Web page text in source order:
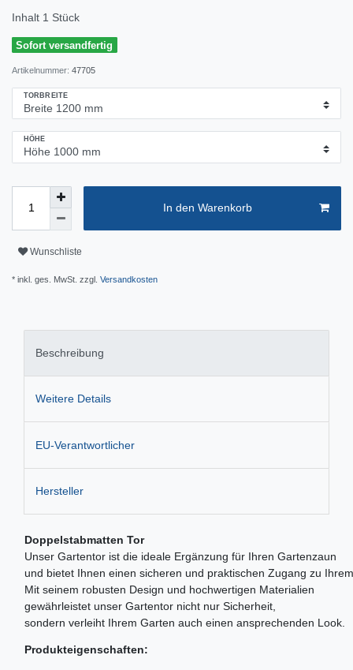
Inhalt 1 Stück
Sofort versandfertig
Artikelnummer: 47705
TORBREITE
HÖHE
In den Warenkorb
Wunschliste
* inkl. ges. MwSt. zzgl. Versandkosten
Beschreibung
Weitere Details
EU-Verantwortlicher
Hersteller
Doppelstabmatten Tor
Unser Gartentor ist die ideale Ergänzung für Ihren Gartenzaun
und bietet Ihnen einen sicheren und praktischen Zugang zu
Mit seinem robusten Design und hochwertigen Materialien
gewährleistet unser Gartentor nicht nur Sicherheit,
sondern verleiht Ihrem Garten auch einen ansprechenden Look.
Produkteigenschaften: